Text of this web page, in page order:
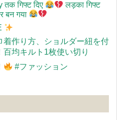
गिफ्ट दिए
लड़का गिफ्ट
बन गया
着作り方、ショルダー紐を付
均キルト1枚使い切り
#ファッション